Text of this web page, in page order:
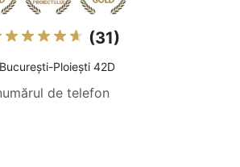
(31)
Ploiești 42D
de telefon